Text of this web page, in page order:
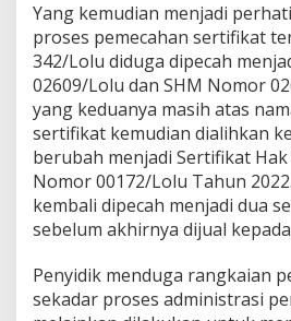
Yang kemudian menjadi
proses pemecahan sertifikat
342/Lolu diduga dipecah
02609/Lolu dan SHM Nomor
yang keduanya masih atas
sertifikat kemudian dialihkan
berubah menjadi Sertifikat
Nomor 00172/Lolu Tahun
kembali dipecah menjadi dua
sebelum akhirnya dijual
Penyidik menduga rangkaian
sekadar proses administrasi